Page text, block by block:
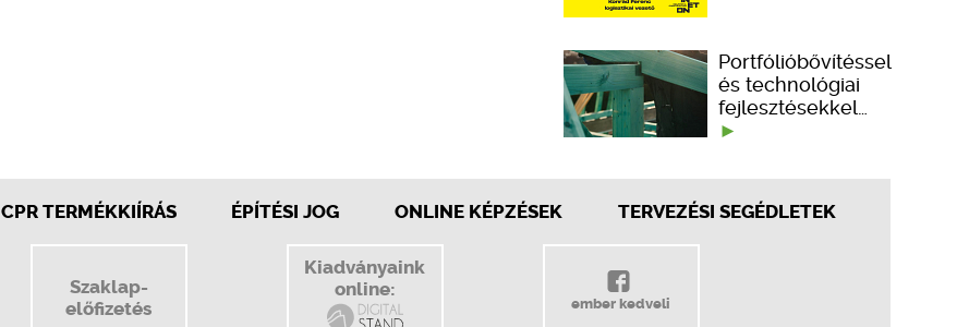
Portfólióbővítéssel
és technológiai
fejlesztésekkel…
CPR TERMÉKKIÍRÁS ÉPÍTÉSI JOG ONLINE KÉPZÉSEK TERVEZÉSI SEGÉDLETEK
Szaklap-
előfizetés
Kiadványaink
online:
ember kedveli